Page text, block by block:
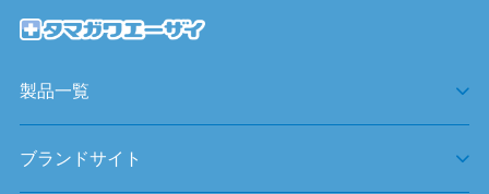
製品一覧
ブランドサイト